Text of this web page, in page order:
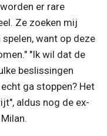
er rare
Ze zoeken mij
want op deze
"Ik wil dat de
beslissingen
ga stoppen? Het
aldus nog de ex-